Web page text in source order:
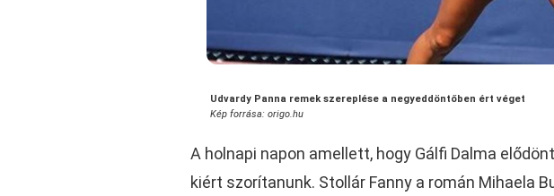
Udvardy Panna remek szereplése a negyeddöntőben ért véget
Kép forrása: origo.hu
A holnapi napon amellett, hogy Gálfi Dalma
kiért szorítanunk. Stollár Fanny a román Mihaela